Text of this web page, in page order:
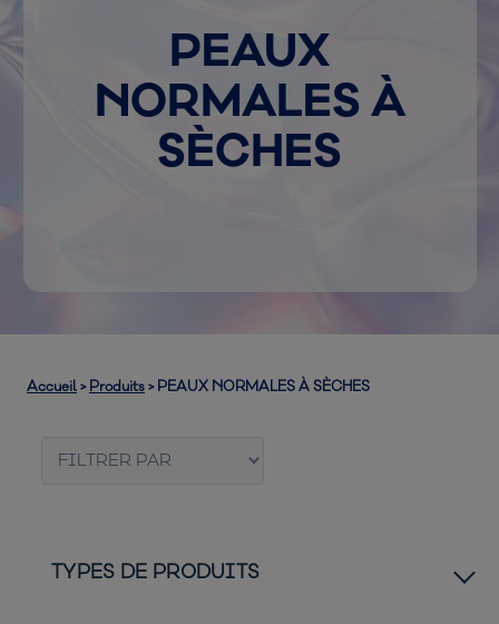
PEAUX
NORMALES À
SÈCHES
Accueil> Produits> PEAUX NORMALES À SÈCHES
TYPES DE PRODUITS